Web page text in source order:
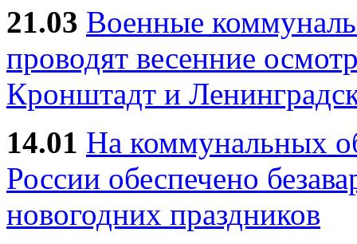
21.03 Военные
проводят весенние
Кронштадт и
14.01 На коммунальных
России обеспечено
новогодних праздников